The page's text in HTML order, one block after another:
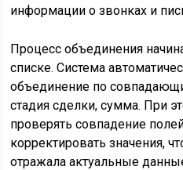
информации о звонках и
Процесс объединения
списке. Система
объединение по
стадия сделки, сумма. При
проверять совпадение
корректировать значения,
отражала актуальные